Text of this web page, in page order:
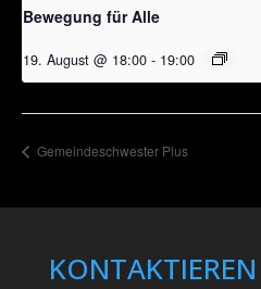
Bewegung für Alle
19. August @ 18:00 - 19:00
Gemeindeschwester Plus